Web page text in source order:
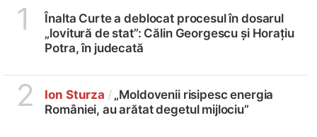
1
Înalta Curte a deblocat procesul în dosarul
„lovitură de stat”: Călin Georgescu și Horațiu
Potra, în judecată
2 Ion Sturza /„Moldovenii risipesc energia
României, au arătat degetul mijlociu”